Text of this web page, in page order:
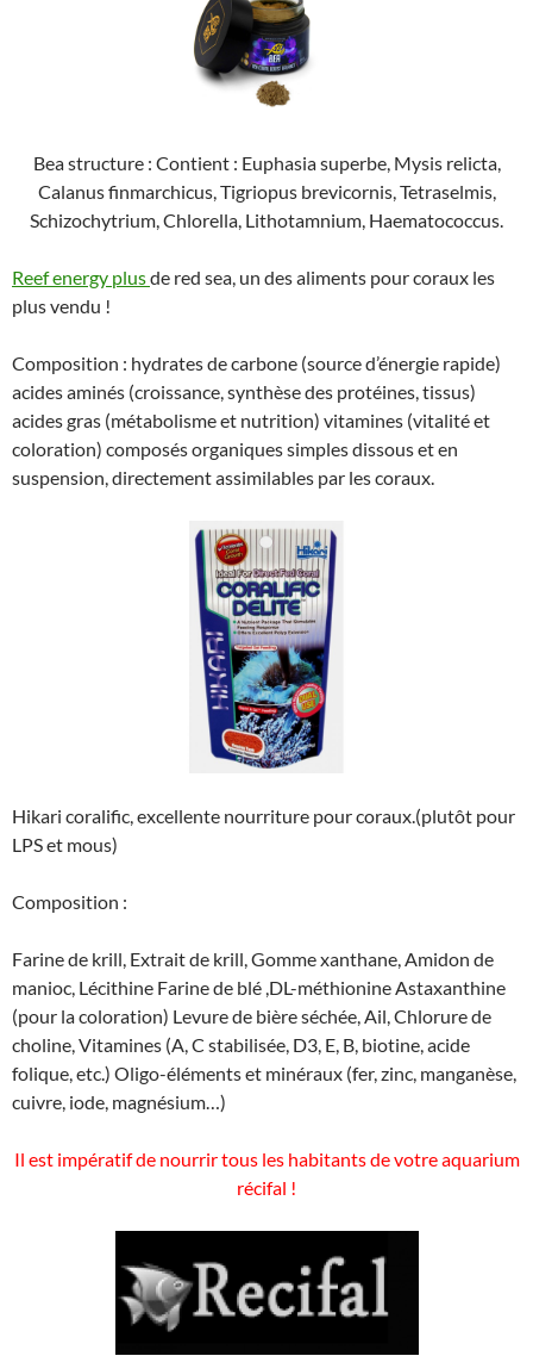
Bea structure : Contient : Euphasia superbe, Mysis relicta,
Calanus finmarchicus, Tigriopus brevicornis, Tetraselmis,
Schizochytrium, Chlorella, Lithotamnium, Haematococcus.
Reef energy plusde red sea, un des aliments pour coraux les
plus vendu !
Composition : hydrates de carbone (source d’énergie rapide)
acides aminés (croissance, synthèse des protéines, tissus)
acides gras (métabolisme et nutrition) vitamines (vitalité et
coloration) composés organiques simples dissous et en
suspension, directement assimilables par les coraux.
Hikari coralific, excellente nourriture pour coraux.(plutôt pour
LPS et mous)
Composition :
Farine de krill, Extrait de krill, Gomme xanthane, Amidon de
manioc, Lécithine Farine de blé ,DL-méthionine Astaxanthine
(pour la coloration) Levure de bière séchée, Ail, Chlorure de
choline, Vitamines (A, C stabilisée, D3, E, B, biotine, acide
folique, etc.) Oligo-éléments et minéraux (fer, zinc, manganèse,
cuivre, iode, magnésium…)
Il est impératif de nourrir tous les habitants de votre aquarium
récifal !